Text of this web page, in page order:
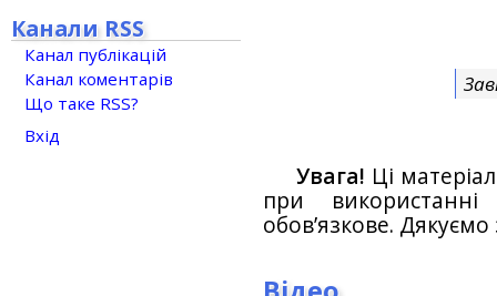
Увага! Ці
при
обов’язкове.
Канали RSS
Канал публікацій
Канал коментарів
Що таке RSS?
Вхід